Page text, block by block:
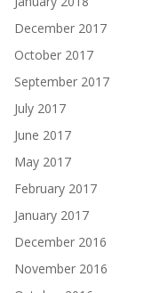
December 2017
October 2017
September 2017
July 2017
June 2017
May 2017
February 2017
January 2017
December 2016
November 2016